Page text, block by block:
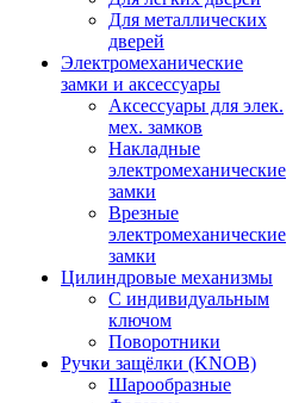
Для металлических
дверей
Электромеханические
замки и аксессуары
Аксессуары для элек.
мех. замков
Накладные
электромеханические
замки
Врезные
электромеханические
замки
Цилиндровые механизмы
С индивидуальным
ключом
Поворотники
Ручки защёлки (KNOB)
Шарообразные